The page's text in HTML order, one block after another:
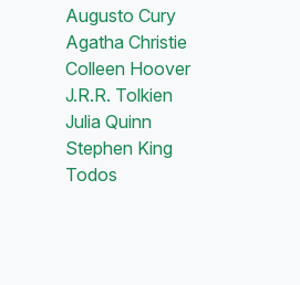
Augusto Cury
Agatha Christie
Colleen Hoover
J.R.R. Tolkien
Julia Quinn
Stephen King
Todos